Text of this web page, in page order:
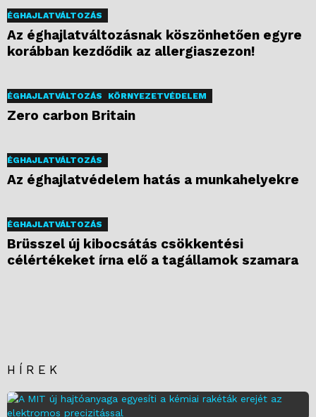
ÉGHAJLATVÁLTOZÁS
Az éghajlatváltozásnak köszönhetően egyre
korábban kezdődik az allergiaszezon!
ÉGHAJLATVÁLTOZÁS KÖRNYEZETVÉDELEM
Zero carbon Britain
ÉGHAJLATVÁLTOZÁS
Az éghajlatvédelem hatás a munkahelyekre
ÉGHAJLATVÁLTOZÁS
Brüsszel új kibocsátás csökkentési
célértékeket írna elő a tagállamok szamara
HÍREK